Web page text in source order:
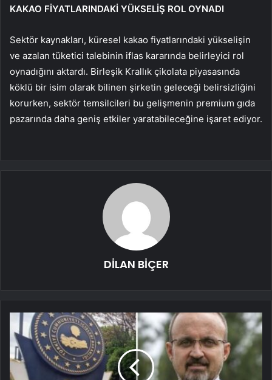
KAKAO FİYATLARINDAKİ YÜKSELİŞ ROL OYNADI
Sektör kaynakları, küresel kakao fiyatlarındaki yükselişin
ve azalan tüketici talebinin iflas kararında belirleyici rol
oynadığını aktardı. Birleşik Krallık çikolata piyasasında
köklü bir isim olarak bilinen şirketin geleceği belirsizliğini
korurken, sektör temsilcileri bu gelişmenin premium gıda
pazarında daha geniş etkiler yaratabileceğine işaret ediyor.
DİLAN BİÇER